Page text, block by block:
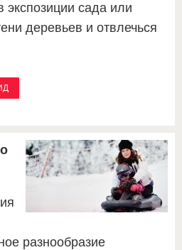
экспозиции сада или
деревьев и отвлечься
разнообразие